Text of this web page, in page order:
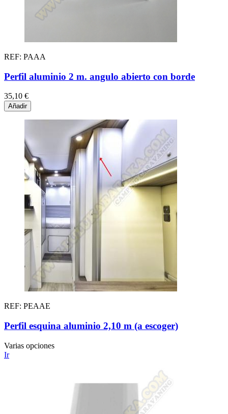
REF: PAAA
Perfil aluminio 2 m. angulo abierto con borde
35,10 €
Añadir
REF: PEAAE
Perfil esquina aluminio 2,10 m (a escoger)
Varias opciones
Ir